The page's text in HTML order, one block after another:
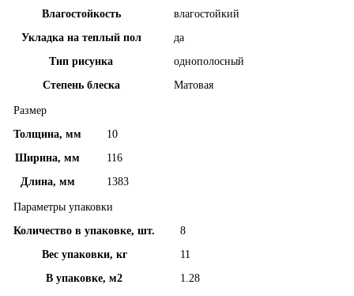
Влагостойкость
влагостойкий
Укладка на теплый пол
да
Тип рисунка
однополосный
Степень блеска
Матовая
Размер
Толщина, мм
10
Ширина, мм
116
Длина, мм
1383
Параметры упаковки
Количество в упаковке, шт.
8
Вес упаковки, кг
11
В упаковке, м2
1.28